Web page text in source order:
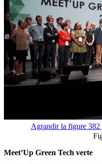
Agrandirla figure 382
Meet’Up Green Tech verte